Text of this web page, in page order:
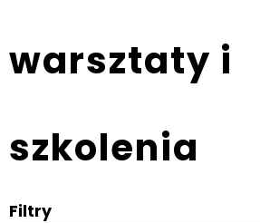
warsztaty i
szkolenia
Filtry